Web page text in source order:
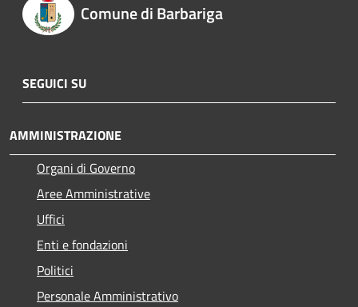
Comune di Barbariga
SEGUICI SU
AMMINISTRAZIONE
Organi di Governo
Aree Amministrative
Uffici
Enti e fondazioni
Politici
Personale Amministrativo